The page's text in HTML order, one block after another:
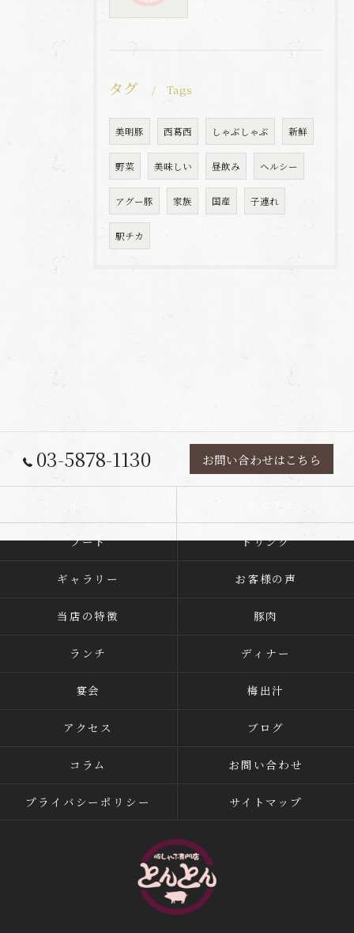
タグ Tags
美明豚 西葛西 しゃぶしゃぶ 新鮮
野菜 美味しい 昼飲み ヘルシー
アグー豚 家族 国産 子連れ
駅チカ
03-5878-1130 お問い合わせはこちら
コンセプト
フード ドリンク
ギャラリー お客様の声
当店の特徴 豚肉
ランチ ディナー
宴会 梅出汁
アクセス ブログ
コラム お問い合わせ
プライバシーポリシー サイトマップ